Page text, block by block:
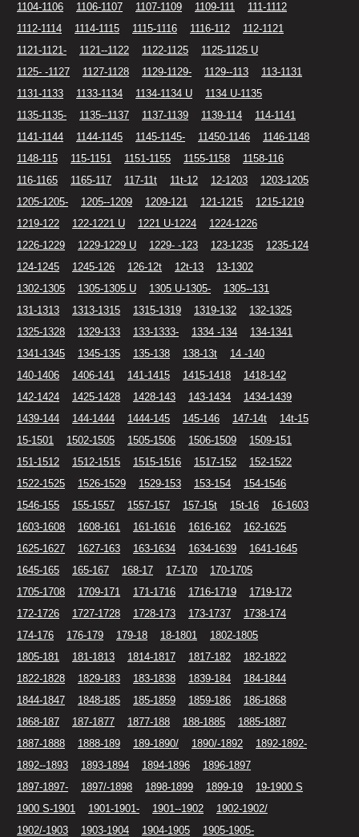
1104-1106
1106-1107 1107-1109 1109-111
111-1112
1112-1114
1114-1115 1115-1116 1116-112
112-1121
1121-1121-
1121--1122 1122-1125
1125-1125 U
1125- -1127
1127-1128 1129-1129- 1129--113
113-1131
1131-1133
1133-1134 1134-1134 U
1134 U-1135
1135-1135-
1135--1137 1137-1139 1139-114
114-1141
1141-1144
1144-1145 1145-1145- 11450-1146
1146-1148
1148-115
115-1151 1151-1155 1155-1158
1158-116
116-1165
1165-117 117-11t 11t-12 12-1203
1203-1205
1205-1205-
1205--1209 1209-121 121-1215
1215-1219
1219-122
122-1221 U 1221 U-1224
1224-1226
1226-1229
1229-1229 U 1229- -123 123-1235
1235-124
124-1245
1245-126 126-12t 12t-13
13-1302
1302-1305
1305-1305 U 1305 U-1305-
1305--131
131-1313
1313-1315 1315-1319 1319-132
132-1325
1325-1328
1329-133 133-1333- 1334 -134
134-1341
1341-1345
1345-135 135-138 138-13t
14 -140
140-1406
1406-141 141-1415 1415-1418
1418-142
142-1424
1425-1428 1428-143 143-1434
1434-1439
1439-144
144-1444 1444-145 145-146 147-14t
14t-15
15-1501
1502-1505 1505-1506 1506-1509
1509-151
151-1512
1512-1515 1515-1516 1517-152
152-1522
1522-1525
1526-1529 1529-153 153-154
154-1546
1546-155
155-1557 1557-157 157-15t 15t-16
16-1603
1603-1608
1608-161 161-1616 1616-162
162-1625
1625-1627
1627-163 163-1634 1634-1639
1641-1645
1645-165
165-167 168-17 17-170
170-1705
1705-1708
1709-171 171-1716 1716-1719
1719-172
172-1726
1727-1728 1728-173 173-1737
1738-174
174-176
176-179 179-18 18-1801
1802-1805
1805-181
181-1813 1814-1817 1817-182
182-1822
1822-1828
1829-183 183-1838 1839-184
184-1844
1844-1847
1848-185 185-1859 1859-186
186-1868
1868-187
187-1877 1877-188 188-1885
1885-1887
1887-1888
1888-189 189-1890/ 1890/-1892
1892-1892-
1892--1893
1893-1894 1894-1896
1896-1897
1897-1897-
1897/-1898 1898-1899 1899-19
19-1900 S
1900 S-1901
1901-1901- 1901--1902
1902-1902/
1902/-1903
1903-1904 1904-1905
1905-1905-